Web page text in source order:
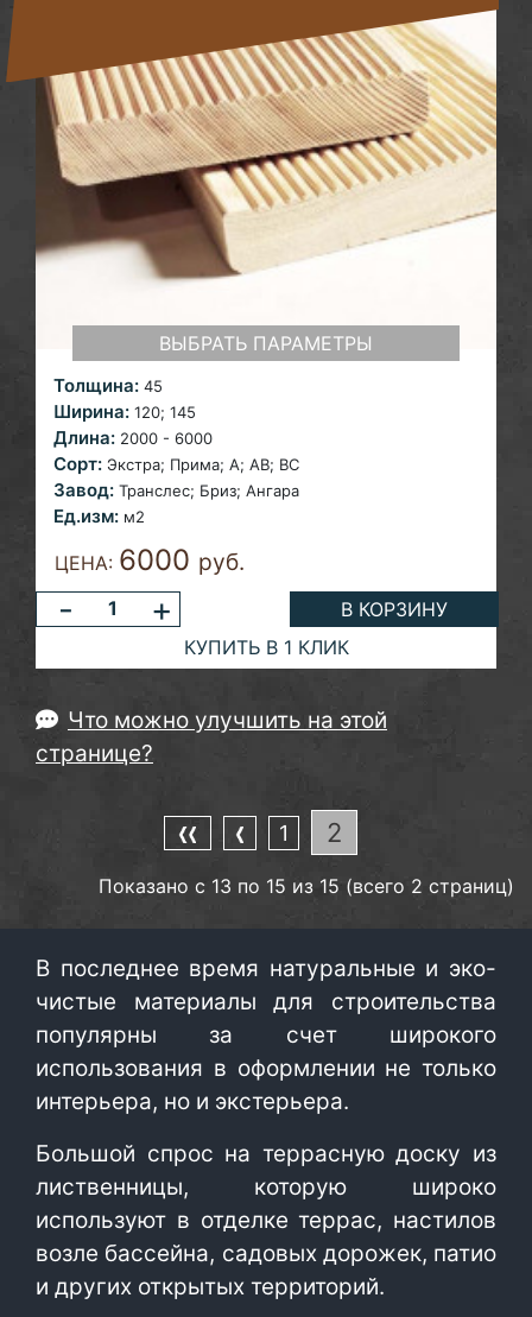
ВЫБРАТЬ ПАРАМЕТРЫ
Толщина: 45
Ширина: 120; 145
Длина: 2000 - 6000
Сорт: Экстра; Прима; A; AB; ВС
Завод: Транслес; Бриз; Ангара
Ед.изм: м2
ЦЕНА: 6000 руб.
- +
В КОРЗИНУ
КУПИТЬ В 1 КЛИК
Что можно улучшить на этой
странице?
1 2
Показано с 13 по 15 из 15 (всего 2 страниц)
В последнее время натуральные и эко-
чистые материалы для строительства
популярны за счет широкого
использования в оформлении не только
интерьера, но и экстерьера.
Большой спрос на террасную доску из
лиственницы, которую широко
используют в отделке террас, настилов
возле бассейна, садовых дорожек, патио
и других открытых территорий.